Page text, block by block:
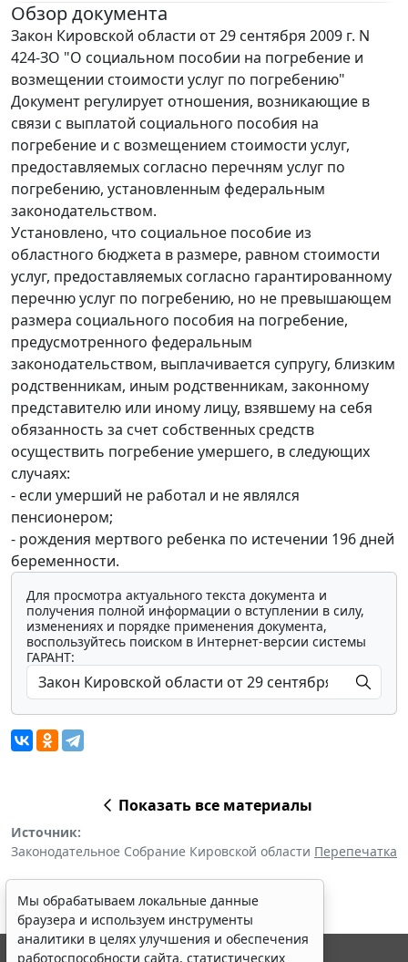
Обзор документа
Закон Кировской области от 29 сентября 2009 г. N
424-ЗО "О социальном пособии на погребение и
возмещении стоимости услуг по погребению"
Документ регулирует отношения, возникающие в
связи с выплатой социального пособия на
погребение и с возмещением стоимости услуг,
предоставляемых согласно перечням услуг по
погребению, установленным федеральным
законодательством.
Установлено, что социальное пособие из
областного бюджета в размере, равном стоимости
услуг, предоставляемых согласно гарантированному
перечню услуг по погребению, но не превышающем
размера социального пособия на погребение,
предусмотренного федеральным
законодательством, выплачивается супругу, близким
родственникам, иным родственникам, законному
представителю или иному лицу, взявшему на себя
обязанность за счет собственных средств
осуществить погребение умершего, в следующих
случаях:
- если умерший не работал и не являлся
пенсионером;
- рождения мертвого ребенка по истечении 196 дней
беременности.
Для просмотра актуального текста документа и
получения полной информации о вступлении в силу,
изменениях и порядке применения документа,
воспользуйтесь поиском в Интернет-версии системы
ГАРАНТ:
Показать все материалы
Источник:
Законодательное Собрание Кировской области Перепечатка
Мы обрабатываем локальные данные
браузера и используем инструменты
аналитики в целях улучшения и обеспечения
работоспособности сайта, статистических